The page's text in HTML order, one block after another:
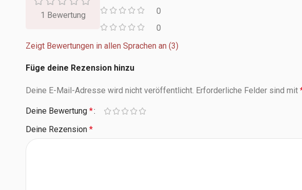
1 Bewertung
0
0
Zeigt Bewertungen in allen Sprachen an (3)
Füge deine Rezension hinzu
Deine E-Mail-Adresse wird nicht veröffentlicht. Erforderliche Felder sind mit
Deine Bewertung *
Deine Rezension *